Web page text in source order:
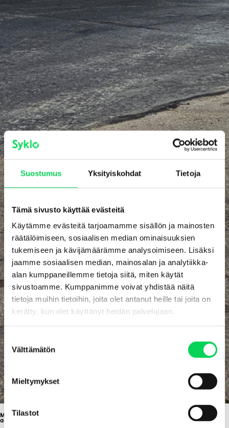
Suostumus Yksityiskohdat Tietoja
Tämä sivusto käyttää evästeitä
Käytämme evästeitä tarjoamamme sisällön ja mainosten
räätälöimiseen, sosiaalisen median ominaisuuksien
tukemiseen ja kävijämäärämme analysoimiseen. Lisäksi
jaamme sosiaalisen median, mainosalan ja analytiikka-
alan kumppaneillemme tietoja siitä, miten käytät
sivustoamme. Kumppanimme voivat yhdistää näitä
tietoja muihin tietoihin, joita olet antanut heille tai joita on
kerätty, kun olet käyttänyt heidän palvelujaan.
S
o
s
t
u
m
u
Välttämätön
Mieltymykset
Tilastot
Muovinkierrätys- ja biokomposiittilaitosten rakentaminen Hyvinkäällä etenee
aikataulussa